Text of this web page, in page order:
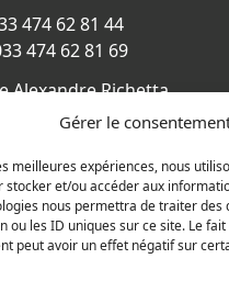
Gérer le
meilleures expériences, nous
stocker et/ou accéder aux
nous permettra de traiter
ou les ID uniques sur ce site. Le
peut avoir un effet négatif sur
474 62 81 44
474 62 81 69
Alexandre Richetta
sur Saône
map